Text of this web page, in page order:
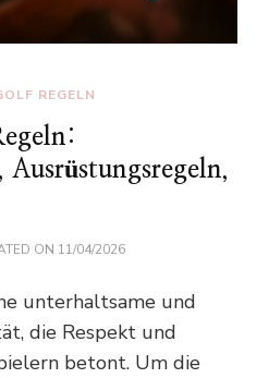
REGELN
Ausrüstungsregeln,
ON 11/04/2026
unterhaltsame und
die Respekt und
betont. Um die